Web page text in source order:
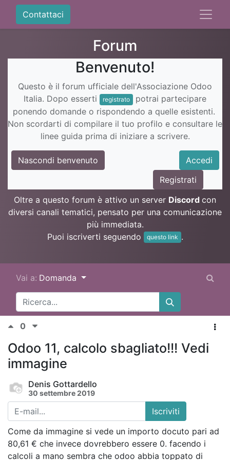
Contattaci
Forum
Benvenuto!
Questo è il forum ufficiale dell'Associazione Odoo
Italia. Dopo esserti
registrato
potrai partecipare
ponendo domande o rispondendo a quelle esistenti.
Non scordarti di compilare il tuo profilo e consultare le
linee guida prima di iniziare a scrivere.
Nascondi benvenuto
Accedi
Registrati
Oltre a questo forum è attivo un server Discord con
diversi canali tematici, pensato per una comunicazione
più immediata.
Puoi iscriverti seguendo
questo link .
Vai a: Domanda
0
Odoo 11, calcolo sbagliato!!! Vedi
immagine
Denis Gottardello
30 settembre 2019
Iscriviti
Come da immagine si vede un importo docuto pari ad
80,61 € che invece dovrebbero essere 0. facendo i
calcoli a mano sembra che odoo abbia toppato di